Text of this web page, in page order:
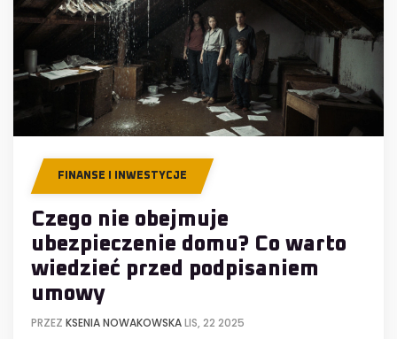
FINANSE I INWESTYCJE
Czego nie obejmuje
ubezpieczenie domu? Co warto
wiedzieć przed podpisaniem
umowy
PRZEZ KSENIA NOWAKOWSKALIS, 22 2025